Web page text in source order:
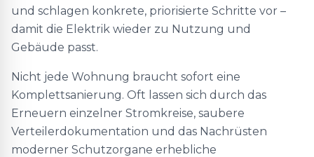
und schlagen konkrete, priorisierte Schritte vor –
damit die Elektrik wieder zu Nutzung und
Gebäude passt.
Nicht jede Wohnung braucht sofort eine
Komplettsanierung. Oft lassen sich durch das
Erneuern einzelner Stromkreise, saubere
Verteilerdokumentation und das Nachrüsten
moderner Schutzorgane erhebliche